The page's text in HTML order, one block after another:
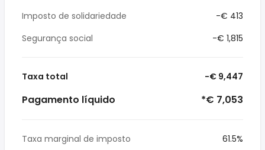
Imposto de solidariedade
-€ 413
Segurança social
-€ 1,815
Taxa total -€ 9,447
Pagamento líquido *€ 7,053
Taxa marginal de imposto
61.5%